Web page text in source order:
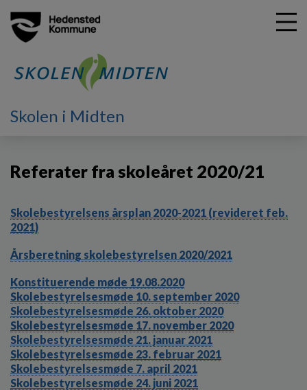
Skolen i Midten
Referater fra skoleåret 2020/21
Skolebestyrelsens årsplan 2020-2021 (revideret feb.
2021)
Årsberetning skolebestyrelsen 2020/2021
Konstituerende møde 19.08.2020
Skolebestyrelsesmøde 10. september 2020
Skolebestyrelsesmøde 26. oktober 2020
Skolebestyrelsesmøde 17. november 2020
Skolebestyrelsesmøde 21. januar 2021
Skolebestyrelsesmøde 23. februar 2021
Skolebestyrelsesmøde 7. april 2021
Skolebestyrelsesmøde 24. juni 2021